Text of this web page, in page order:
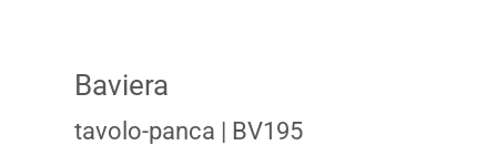
Baviera
tavolo-panca | BV195